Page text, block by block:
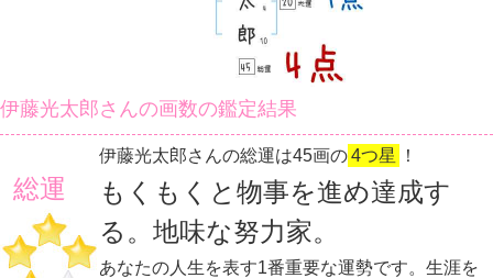
伊藤光太郎さんの画数の鑑定結果
総運
伊藤光太郎さんの総運は45画の4つ星 ！
もくもくと物事を進め達成す
る。地味な努力家。
あなたの人生を表す1番重要な運勢です。生涯を